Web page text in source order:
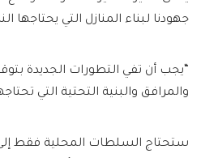
جهودنا لبناء المنازل التي يحتاجها
“يجب أن تفي التطورات الجديدة
والمرافق والبنية التحتية التي
ستحتاج السلطات المحلية فقط إلى